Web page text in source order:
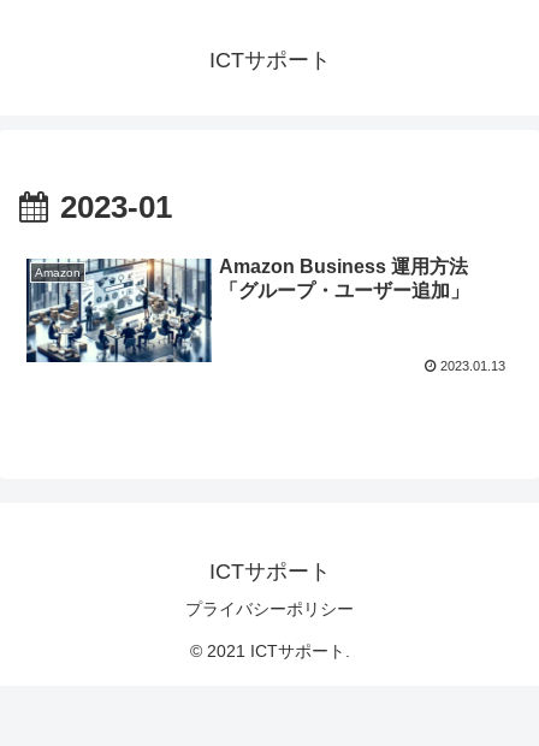
ICTサポート
2023-01
Amazon
Amazon Business 運用方法
「グループ・ユーザー追加」
2023.01.13
ICTサポート
プライバシーポリシー
© 2021 ICTサポート.